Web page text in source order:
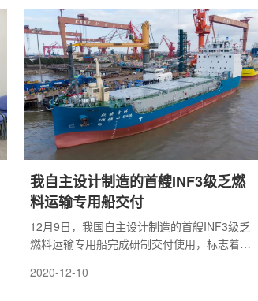
我自主设计制造的首艘INF3级乏燃
料运输专用船交付
12月9日，我国自主设计制造的首艘INF3级乏
燃料运输专用船完成研制交付使用，标志着我
具备该项技术和能力的国家之一。
2020-12-10